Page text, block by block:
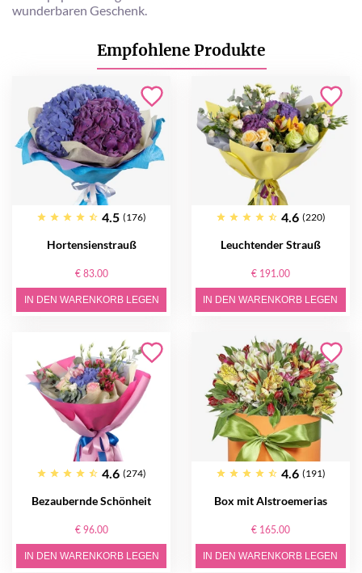
wunderbaren Geschenk.
Empfohlene Produkte
4.5 (176)
Hortensienstrauß
€ 83.00
IN DEN WARENKORB LEGEN
4.6 (220)
Leuchtender Strauß
€ 191.00
IN DEN WARENKORB LEGEN
4.6 (274)
Bezaubernde Schönheit
€ 96.00
IN DEN WARENKORB LEGEN
4.6 (191)
Box mit Alstroemerias
€ 165.00
IN DEN WARENKORB LEGEN